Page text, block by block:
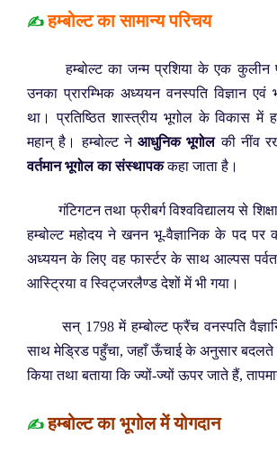
✍️हम्बोल्ट का सामान्य परिचय
हम्बोल्ट का जन्म प्रशिया के एक कुलीन
उनका प्रारम्भिक अध्ययन वनस्पति विज्ञान
था। प्रतिष्ठित शास्त्रीय भूगोल के विकास में
महान् है। हम्बोल्ट नेआधुनिक भूगोलकी नींव
वर्तमान भूगोल का संस्थापककहा जाता है।
गंटिगटन तथा फ्रीबर्ग विश्वविद्यालय से
हम्बोल्ट महोदय ने खनन भू-वैज्ञानिक के पद पर
अध्ययन के लिए वह फार्स्टर के साथ आल्पस पर्वत
आस्ट्रिया व स्विट्जरलैण्ड देशों में भी गया।
सन् 1798 में हम्बोल्ट फ्रैंच वनस्पति
साथ मेड्रिड पहुँचा, जहाँ ऊँचाई के अनुसार बदलते
किया तथा बताया कि ज्यों-ज्यों ऊपर जाते हैं,
✍️हम्बोल्ट का भूगोल में योगदान